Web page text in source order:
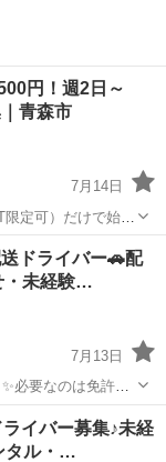
円！週2日～
青森市
7月14日
事に興味がある」 そんな方にピッタリのお...
ドライバー🚗配
・未経験…
7月13日
ます💪 ✨完全未経
イバー募集♪未経
タル・…